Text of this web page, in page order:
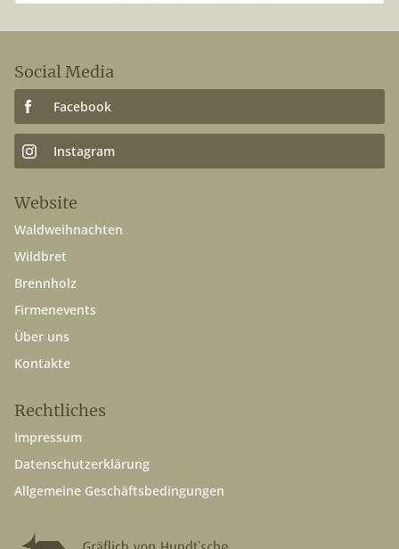
Social Media
Facebook
Instagram
Website
Waldweihnachten
Wildbret
Brennholz
Firmenevents
Über uns
Kontakte
Rechtliches
Impressum
Datenschutzerklärung
Allgemeine Geschäftsbedingungen